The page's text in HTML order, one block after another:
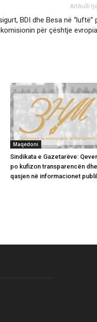
Artikulli
BDI dhe Besa në “luftë”
komisionin për çështje
Maqedoni
Sindikata e Gazetarëve:
po kufizon transparencën dhe
qasjen në informacionet